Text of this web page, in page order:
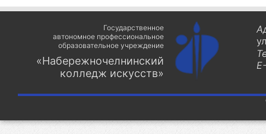
Государственное
автономное профессиональное
образовательное учреждение
«Набережночелнинский
колледж искусств»